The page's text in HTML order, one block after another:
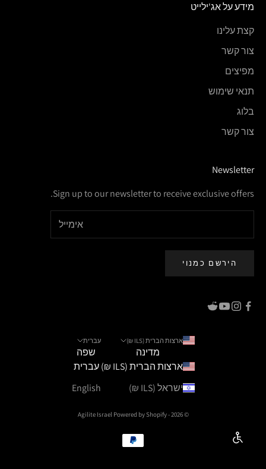
מידע על אג'ילייט
קצת עלינו
צור קשר
מפיצים
תנאי שימוש
בלוג
צור קשר
Newsletter
Sign up to our newsletter to receive exclusive offers.
הירשם כמנוי
ארצות הברית (ILS ₪)
מדינה
ארצות הברית (ILS ₪)
ישראל (ILS ₪)
עברית
שפה
עברית
English
© 2026 - Agilite Israel
Powered by Shopify
Enable Accessibility